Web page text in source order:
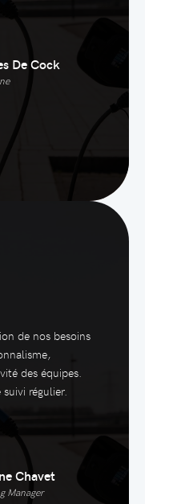
De Cock
de nos besoins
des équipes.
régulier.
Chavet
Manager